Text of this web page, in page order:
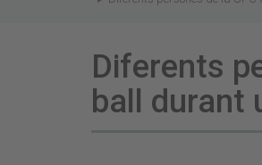
Diferents
ball durant